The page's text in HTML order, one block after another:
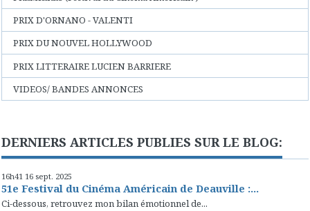
PRIX D'ORNANO - VALENTI
PRIX DU NOUVEL HOLLYWOOD
PRIX LITTERAIRE LUCIEN BARRIERE
VIDEOS/ BANDES ANNONCES
DERNIERS ARTICLES PUBLIES SUR LE BLOG:
16h41 16 sept. 2025
51e Festival du Cinéma Américain de Deauville :...
Ci-dessous, retrouvez mon bilan émotionnel de...